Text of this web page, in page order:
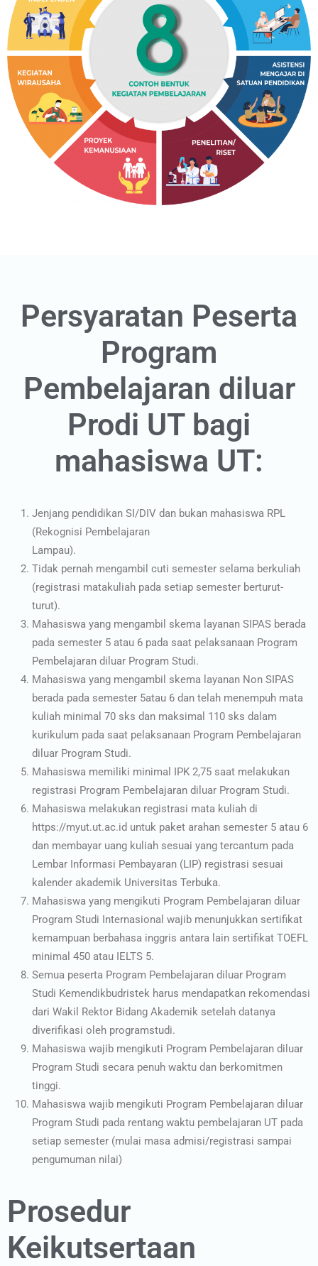
Persyaratan Peserta
Program
Pembelajaran diluar
Prodi UT bagi
mahasiswa UT:
Jenjang pendidikan SI/DIV dan bukan mahasiswa RPL
(Rekognisi Pembelajaran
Lampau).
Tidak pernah mengambil cuti semester selama berkuliah
(registrasi matakuliah pada setiap semester berturut-
turut).
Mahasiswa yang mengambil skema layanan SIPAS berada
pada semester 5 atau 6 pada saat pelaksanaan Program
Pembelajaran diluar Program Studi.
Mahasiswa yang mengambil skema layanan Non SIPAS
berada pada semester 5atau 6 dan telah menempuh mata
kuliah minimal 70 sks dan maksimal 110 sks dalam
kurikulum pada saat pelaksanaan Program Pembelajaran
diluar Program Studi.
Mahasiswa memiliki minimal IPK 2,75 saat melakukan
registrasi Program Pembelajaran diluar Program Studi.
Mahasiswa melakukan registrasi mata kuliah di
https://myut.ut.ac.id untuk paket arahan semester 5 atau 6
dan membayar uang kuliah sesuai yang tercantum pada
Lembar Informasi Pembayaran (LIP) registrasi sesuai
kalender akademik Universitas Terbuka.
Mahasiswa yang mengikuti Program Pembelajaran diluar
Program Studi Internasional wajib menunjukkan sertifikat
kemampuan berbahasa inggris antara lain sertifikat TOEFL
minimal 450 atau IELTS 5.
Semua peserta Program Pembelajaran diluar Program
Studi Kemendikbudristek harus mendapatkan rekomendasi
dari Wakil Rektor Bidang Akademik setelah datanya
diverifikasi oleh programstudi.
Mahasiswa wajib mengikuti Program Pembelajaran diluar
Program Studi secara penuh waktu dan berkomitmen
tinggi.
Mahasiswa wajib mengikuti Program Pembelajaran diluar
Program Studi pada rentang waktu pembelajaran UT pada
setiap semester (mulai masa admisi/registrasi sampai
pengumuman nilai)
Prosedur
Keikutsertaan